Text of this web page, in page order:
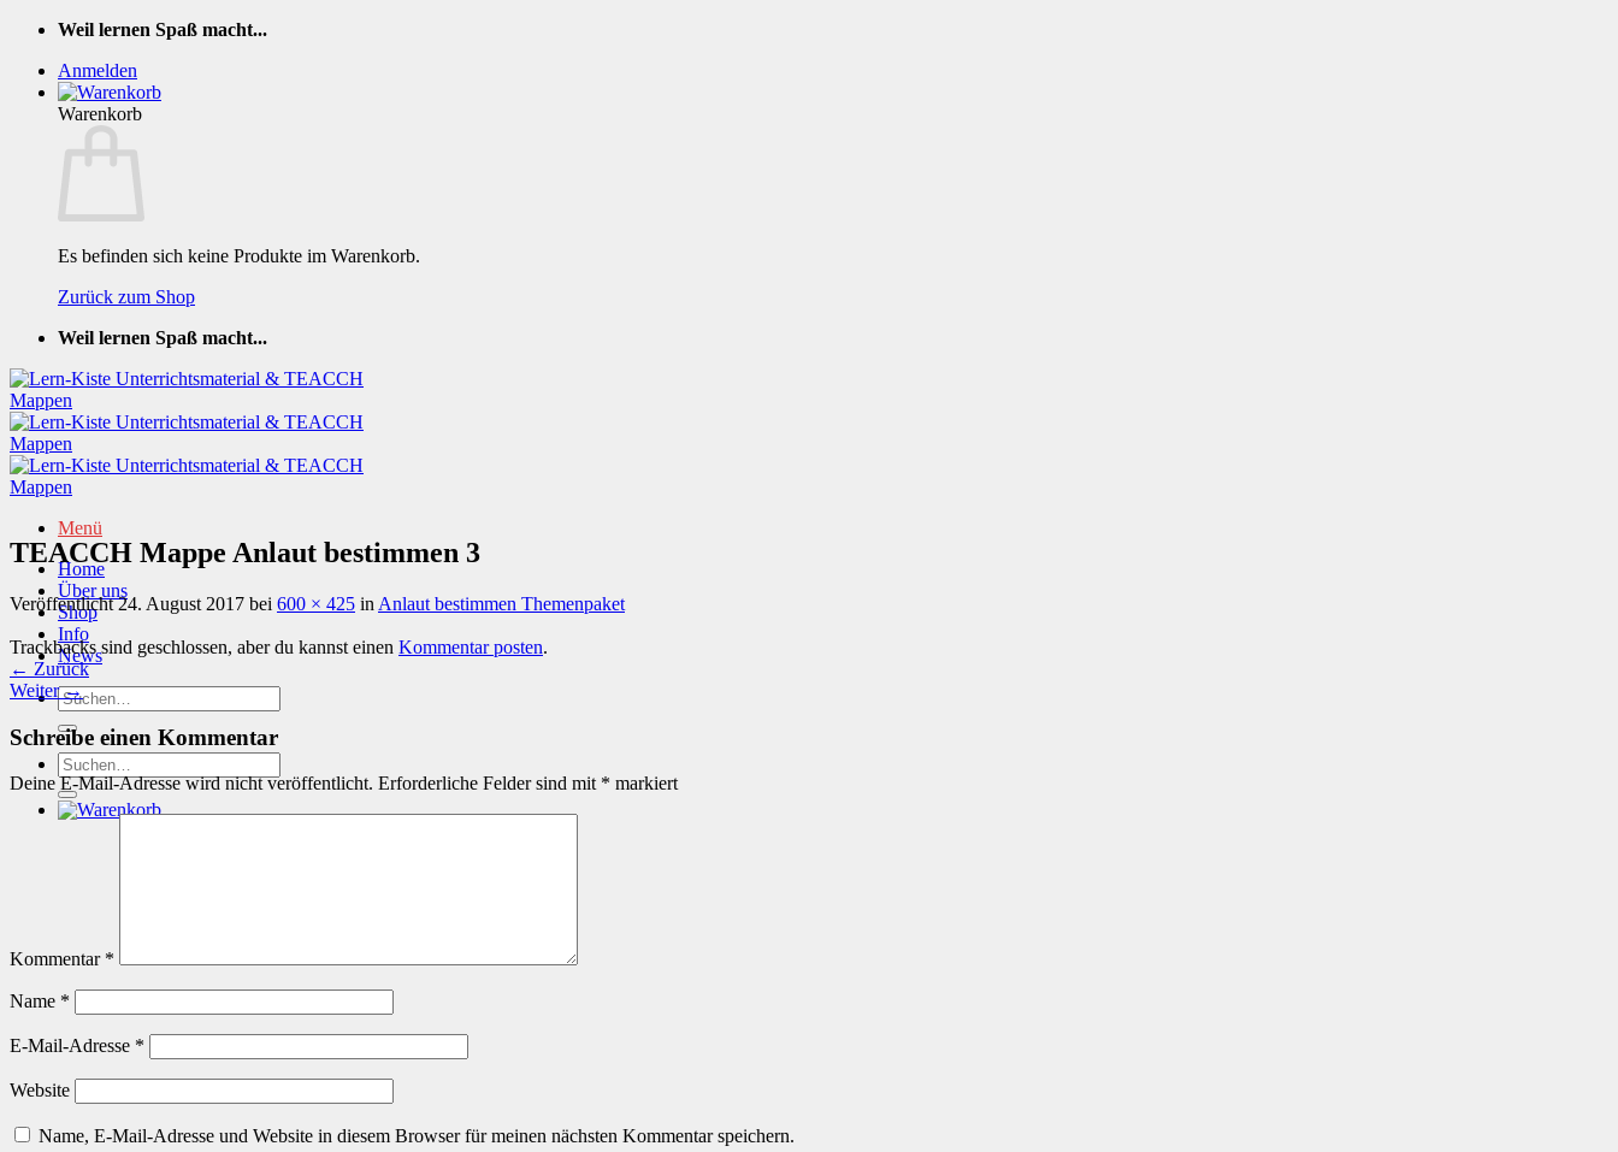
Zum
springen
Weil lernen Spaß macht...
Anmelden
Warenkorb
Es befinden sich keine Produkte im Warenkorb.
Zurück zum Shop
Weil lernen Spaß macht...
Menü
Home
Über uns
Shop
Info
News
Suchen
nach:
Suchen
nach:
TEACCH Mappe Anlaut bestimmen 3
Veröffentlicht24. August 2017 bei 600 × 425 in Anlaut bestimmen Themenpaket
Trackbacks sind geschlossen, aber du kannst einen Kommentar posten.
← Zurück
Weiter→
Schreibe einen Kommentar
Deine E-Mail-Adresse wird nicht veröffentlicht. Erforderliche Felder sind mit * markiert
Kommentar *
Name *
E-Mail-Adresse *
Website
Name, E-Mail-Adresse und Website in diesem Browser für meinen nächsten Kommentar speichern.